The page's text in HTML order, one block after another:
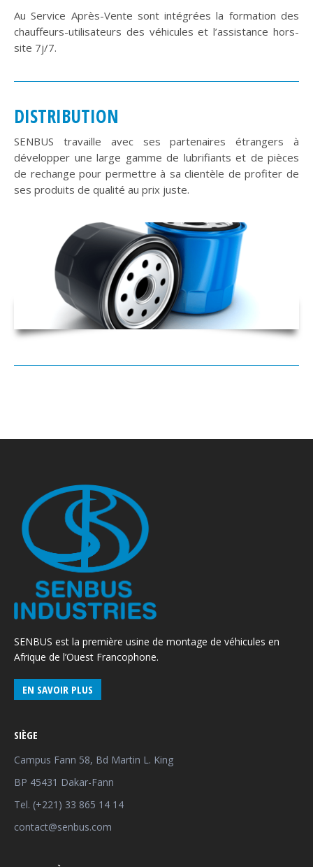
Au Service Après-Vente sont intégrées la formation des
chauffeurs-utilisateurs des véhicules et l’assistance hors-
site 7j/7.
DISTRIBUTION
SENBUS travaille avec ses partenaires étrangers à
développer une large gamme de lubrifiants et de pièces
de rechange pour permettre à sa clientèle de profiter de
ses produits de qualité au prix juste.
SENBUS est la première usine de montage de véhicules en
Afrique de l’Ouest Francophone.
EN SAVOIR PLUS
SIÈGE
Campus Fann 58, Bd Martin L. King
BP 45431 Dakar-Fann
Tel. (+221) 33 865 14 14
contact@senbus.com